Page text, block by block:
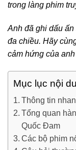
trong làng phim
Anh đã ghi dấu
đa chiều. Hãy
cảm hứng của
Mục lục nội
Thông tin
Tổng quan
Quốc Đam
Các bộ phim